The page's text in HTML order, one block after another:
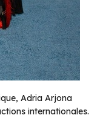
Adria Arjona
internationales.